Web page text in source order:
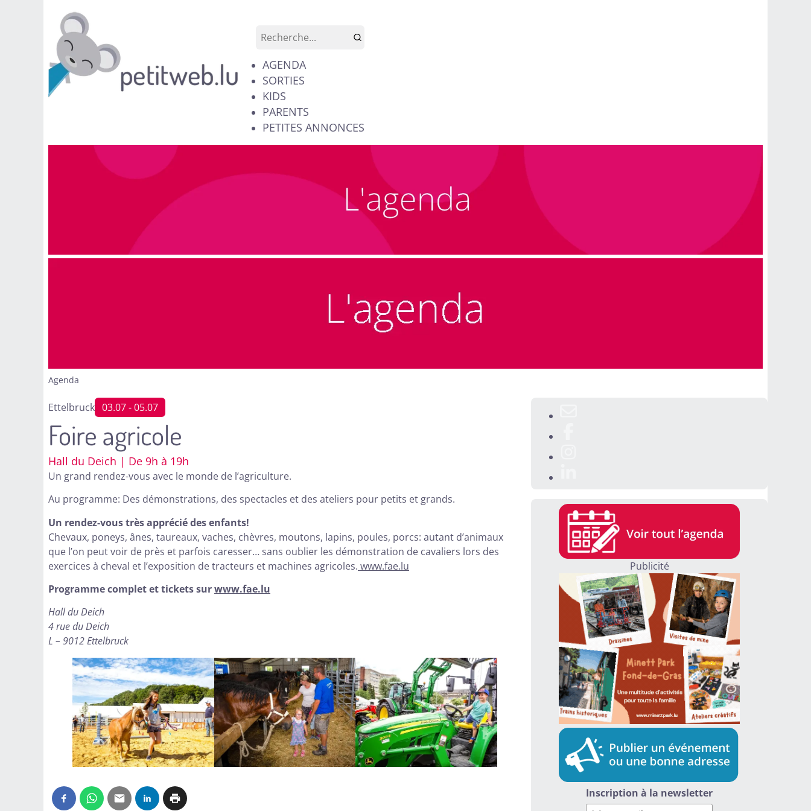
AGENDA
SORTIES
KIDS
PARENTS
PETITES ANNONCES
Agenda
Ettelbruck 03.07- 05.07
Foire agricole
Hall du Deich | De 9h à 19h
Un grand rendez-vous avec le monde de l’agriculture.
Au programme: Des démonstrations, des spectacles et des ateliers pour petits et grands.
Un rendez-vous très apprécié des enfants!
Chevaux, poneys, ânes, taureaux, vaches, chèvres, moutons, lapins, poules, porcs: autant d’animaux
que l’on peut voir de près et parfois caresser… sans oublier les démonstration de cavaliers lors des
exercices à cheval et l’exposition de tracteurs et machines agricoles. www.fae.lu
Programme complet et tickets surwww.fae.lu
Hall du Deich
4 rue du Deich
L – 9012 Ettelbruck
Publicité
Inscription à la newsletter